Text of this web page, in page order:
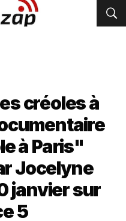
créoles à
à Paris"
Jocelyne
janvier sur
5